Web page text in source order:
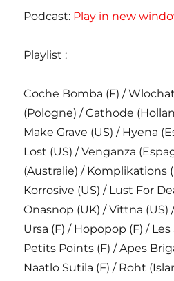
Podcast: Play in new
Playlist :
Coche Bomba (F) /
(Pologne) / Cathode
Make Grave (US) / Hyena
Lost (US) / Venganza
(Australie) / Komplikations
Korrosive (US) / Lust For
Onasnop (UK) / Vittna (US)
Ursa (F) / Hopopop (F) /
Petits Points (F) / Apes
Naatlo Sutila (F) / Roht